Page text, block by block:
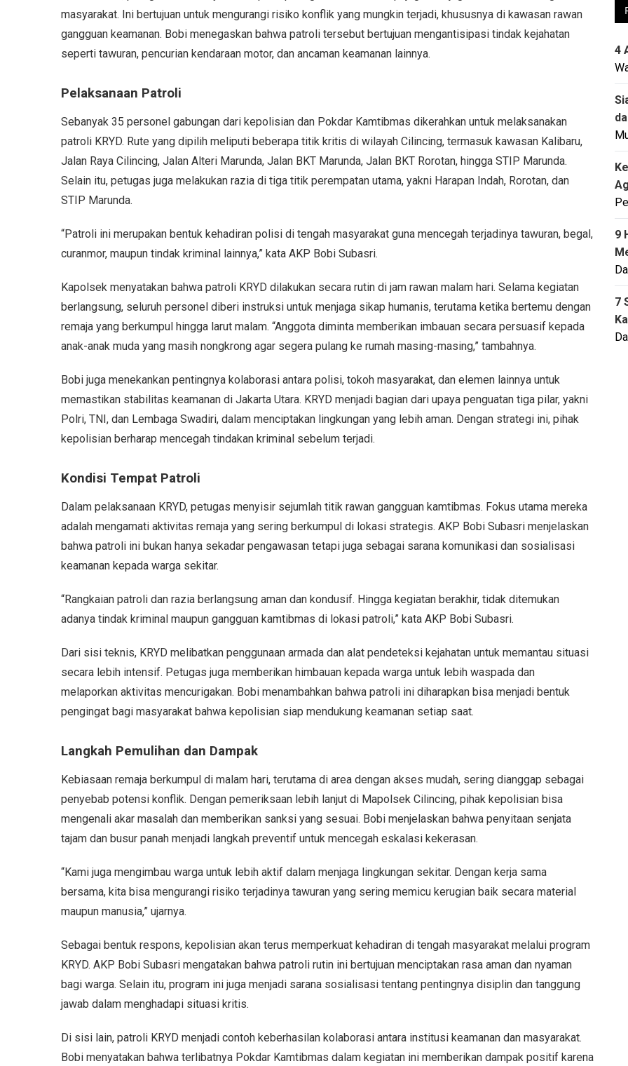
masyarakat. Ini bertujuan untuk mengurangi risiko konflik yang mungkin terjadi, khususnya di kawasan rawan
gangguan keamanan. Bobi menegaskan bahwa patroli tersebut bertujuan mengantisipasi tindak kejahatan
seperti tawuran, pencurian kendaraan motor, dan ancaman keamanan lainnya.
Pelaksanaan Patroli
Sebanyak 35 personel gabungan dari kepolisian dan Pokdar Kamtibmas dikerahkan untuk melaksanakan
patroli KRYD. Rute yang dipilih meliputi beberapa titik kritis di wilayah Cilincing, termasuk kawasan Kalibaru,
Jalan Raya Cilincing, Jalan Alteri Marunda, Jalan BKT Marunda, Jalan BKT Rorotan, hingga STIP Marunda.
Selain itu, petugas juga melakukan razia di tiga titik perempatan utama, yakni Harapan Indah, Rorotan, dan
STIP Marunda.
“Patroli ini merupakan bentuk kehadiran polisi di tengah masyarakat guna mencegah terjadinya tawuran, begal,
curanmor, maupun tindak kriminal lainnya,” kata AKP Bobi Subasri.
Kapolsek menyatakan bahwa patroli KRYD dilakukan secara rutin di jam rawan malam hari. Selama kegiatan
berlangsung, seluruh personel diberi instruksi untuk menjaga sikap humanis, terutama ketika bertemu dengan
remaja yang berkumpul hingga larut malam. “Anggota diminta memberikan imbauan secara persuasif kepada
anak-anak muda yang masih nongkrong agar segera pulang ke rumah masing-masing,” tambahnya.
Bobi juga menekankan pentingnya kolaborasi antara polisi, tokoh masyarakat, dan elemen lainnya untuk
memastikan stabilitas keamanan di Jakarta Utara. KRYD menjadi bagian dari upaya penguatan tiga pilar, yakni
Polri, TNI, dan Lembaga Swadiri, dalam menciptakan lingkungan yang lebih aman. Dengan strategi ini, pihak
kepolisian berharap mencegah tindakan kriminal sebelum terjadi.
Kondisi Tempat Patroli
Dalam pelaksanaan KRYD, petugas menyisir sejumlah titik rawan gangguan kamtibmas. Fokus utama mereka
adalah mengamati aktivitas remaja yang sering berkumpul di lokasi strategis. AKP Bobi Subasri menjelaskan
bahwa patroli ini bukan hanya sekadar pengawasan tetapi juga sebagai sarana komunikasi dan sosialisasi
keamanan kepada warga sekitar.
“Rangkaian patroli dan razia berlangsung aman dan kondusif. Hingga kegiatan berakhir, tidak ditemukan
adanya tindak kriminal maupun gangguan kamtibmas di lokasi patroli,” kata AKP Bobi Subasri.
Dari sisi teknis, KRYD melibatkan penggunaan armada dan alat pendeteksi kejahatan untuk memantau situasi
secara lebih intensif. Petugas juga memberikan himbauan kepada warga untuk lebih waspada dan
melaporkan aktivitas mencurigakan. Bobi menambahkan bahwa patroli ini diharapkan bisa menjadi bentuk
pengingat bagi masyarakat bahwa kepolisian siap mendukung keamanan setiap saat.
Langkah Pemulihan dan Dampak
Kebiasaan remaja berkumpul di malam hari, terutama di area dengan akses mudah, sering dianggap sebagai
penyebab potensi konflik. Dengan pemeriksaan lebih lanjut di Mapolsek Cilincing, pihak kepolisian bisa
mengenali akar masalah dan memberikan sanksi yang sesuai. Bobi menjelaskan bahwa penyitaan senjata
tajam dan busur panah menjadi langkah preventif untuk mencegah eskalasi kekerasan.
“Kami juga mengimbau warga untuk lebih aktif dalam menjaga lingkungan sekitar. Dengan kerja sama
bersama, kita bisa mengurangi risiko terjadinya tawuran yang sering memicu kerugian baik secara material
maupun manusia,” ujarnya.
Sebagai bentuk respons, kepolisian akan terus memperkuat kehadiran di tengah masyarakat melalui program
KRYD. AKP Bobi Subasri mengatakan bahwa patroli rutin ini bertujuan menciptakan rasa aman dan nyaman
bagi warga. Selain itu, program ini juga menjadi sarana sosialisasi tentang pentingnya disiplin dan tanggung
jawab dalam menghadapi situasi kritis.
Di sisi lain, patroli KRYD menjadi contoh keberhasilan kolaborasi antara institusi keamanan dan masyarakat.
Bobi menyatakan bahwa terlibatnya Pokdar Kamtibmas dalam kegiatan ini memberikan dampak positif karena
4
9
7